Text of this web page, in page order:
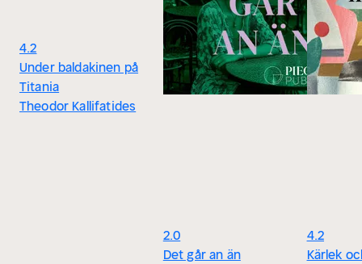
4.2
Under baldakinen på
Titania
Theodor Kallifatides
2.0
Det går an än
4.2
Kärlek